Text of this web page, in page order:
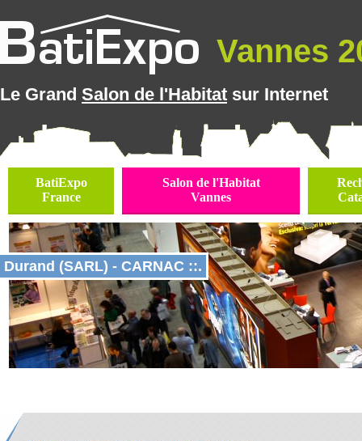
Vannes
Le Grand Salon de l'Habitat sur Internet
BatiExpo
France
Salon de l'Habitat
Vannes
Durand (SARL) - CARNAC ::.